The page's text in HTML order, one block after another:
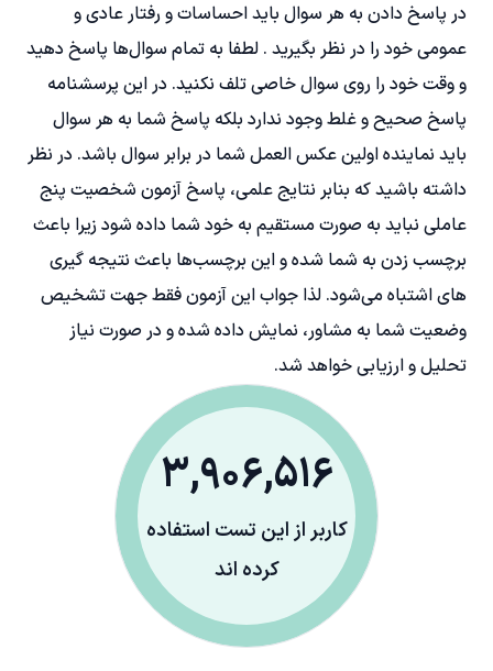
در پاسخ دادن به هر سوال باید احساسات و رفتار عادی و
عمومی خود را در نظر بگیرید . لطفا به تمام سوال‌ها پاسخ دهید
و وقت خود را روی سوال خاصی تلف نکنید. در این پرسشنامه
پاسخ صحیح و غلط وجود ندارد بلکه پاسخ شما به هر سوال
باید نماینده اولین عکس العمل شما در برابر سوال باشد. در نظر
داشته باشید که بنابر نتایج علمی، پاسخ آزمون شخصیت پنج
عاملی نباید به صورت مستقیم به خود شما داده شود زیرا باعث
برچسب زدن به شما شده و این برچسب‌ها باعث نتیجه گیری
های اشتباه می‌شود. لذا جواب این آزمون فقط جهت تشخیص
وضعیت شما به مشاور، نمایش داده شده و در صورت نیاز
تحلیل و ارزیابی خواهد شد.
3,906,516
کاربر از این تست استفاده
کرده اند